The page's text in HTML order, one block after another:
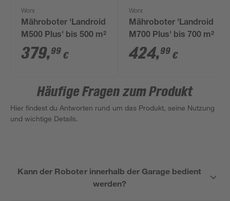
Worx
Mähroboter 'Landroid
M500 Plus' bis 500 m²
379,99 €
Worx
Mähroboter 'Landroid
M700 Plus' bis 700 m²
424,99 €
Häufige Fragen zum Produkt
Hier findest du Antworten rund um das Produkt, seine Nutzung
und wichtige Details.
Kann der Roboter innerhalb der Garage bedient
werden?